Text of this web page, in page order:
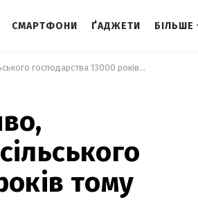
СМАРТФОНИ ҐАДЖЕТИ БІЛЬШЕ
Вибух комети, можливо, спричинив розвиток сільського господарства 13000 років тому
тому